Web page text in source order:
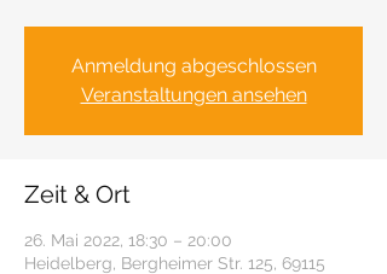
Anmeldung abgeschlossen
Veranstaltungen ansehen
Zeit & Ort
26. Mai 2022, 18:30 – 20:00
Heidelberg, Bergheimer Str. 125, 69115